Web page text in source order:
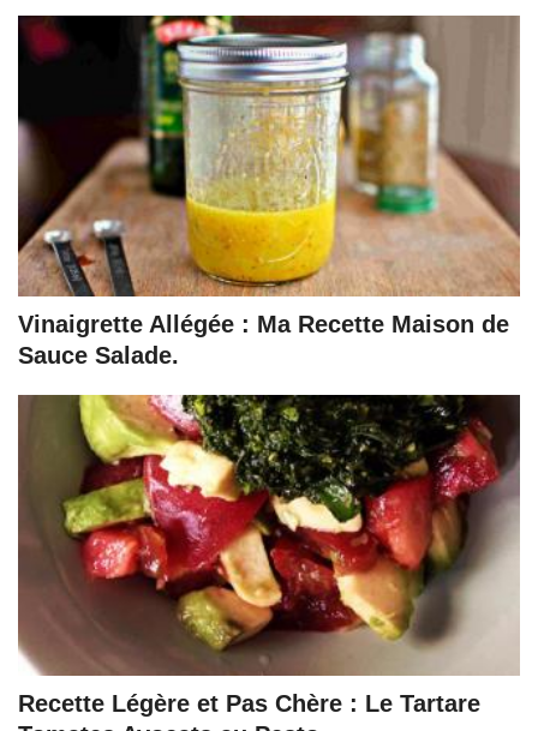
Vinaigrette Allégée : Ma Recette Maison de
Sauce Salade.
Recette Légère et Pas Chère : Le Tartare